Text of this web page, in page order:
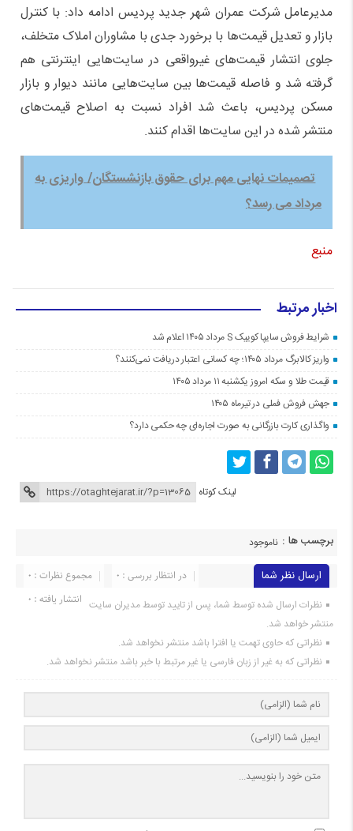
مدیرعامل شرکت عمران شهر جدید پردیس ادامه داد: با کنترل
بازار و تعدیل قیمت‌ها با برخورد جدی با مشاوران املاک متخلف،
جلوی انتشار قیمت‌های غیرواقعی در سایت‌هایی اینترنتی هم
گرفته شد و فاصله قیمت‌ها بین سایت‌هایی مانند دیوار و بازار
مسکن پردیس، باعث شد افراد نسبت به اصلاح قیمت‌های
منتشر شده در این سایت‌ها اقدام کنند.
تصمیمات نهایی مهم برای حقوق بازنشستگان/ واریزی به
مرداد می رسد؟
منبع
اخبار مرتبط
شرایط فروش سایپا کوییک S مرداد ۱۴۰۵ اعلام شد
واریز کالابرگ مرداد ۱۴۰۵؛ چه کسانی اعتبار دریافت نمی‌کنند؟
قیمت طلا و سکه امروز یکشنبه ۱۱ مرداد ۱۴۰۵
جهش فروش فملی در تیرماه ۱۴۰۵
واگذاری کارت بازرگانی به صورت اجاره‌ای چه حکمی دارد؟
لینک کوتاه
برچسب ها : ناموجود
ارسال نظر شما مجموع نظرات : 0
در انتظار بررسی : 0
انتشار یافته : 0 نظرات ارسال شده توسط شما، پس از تایید توسط مدیران سایت
منتشر خواهد شد.
نظراتی که حاوی تهمت یا افترا باشد منتشر نخواهد شد.
نظراتی که به غیر از زبان فارسی یا غیر مرتبط با خبر باشد منتشر نخواهد شد.